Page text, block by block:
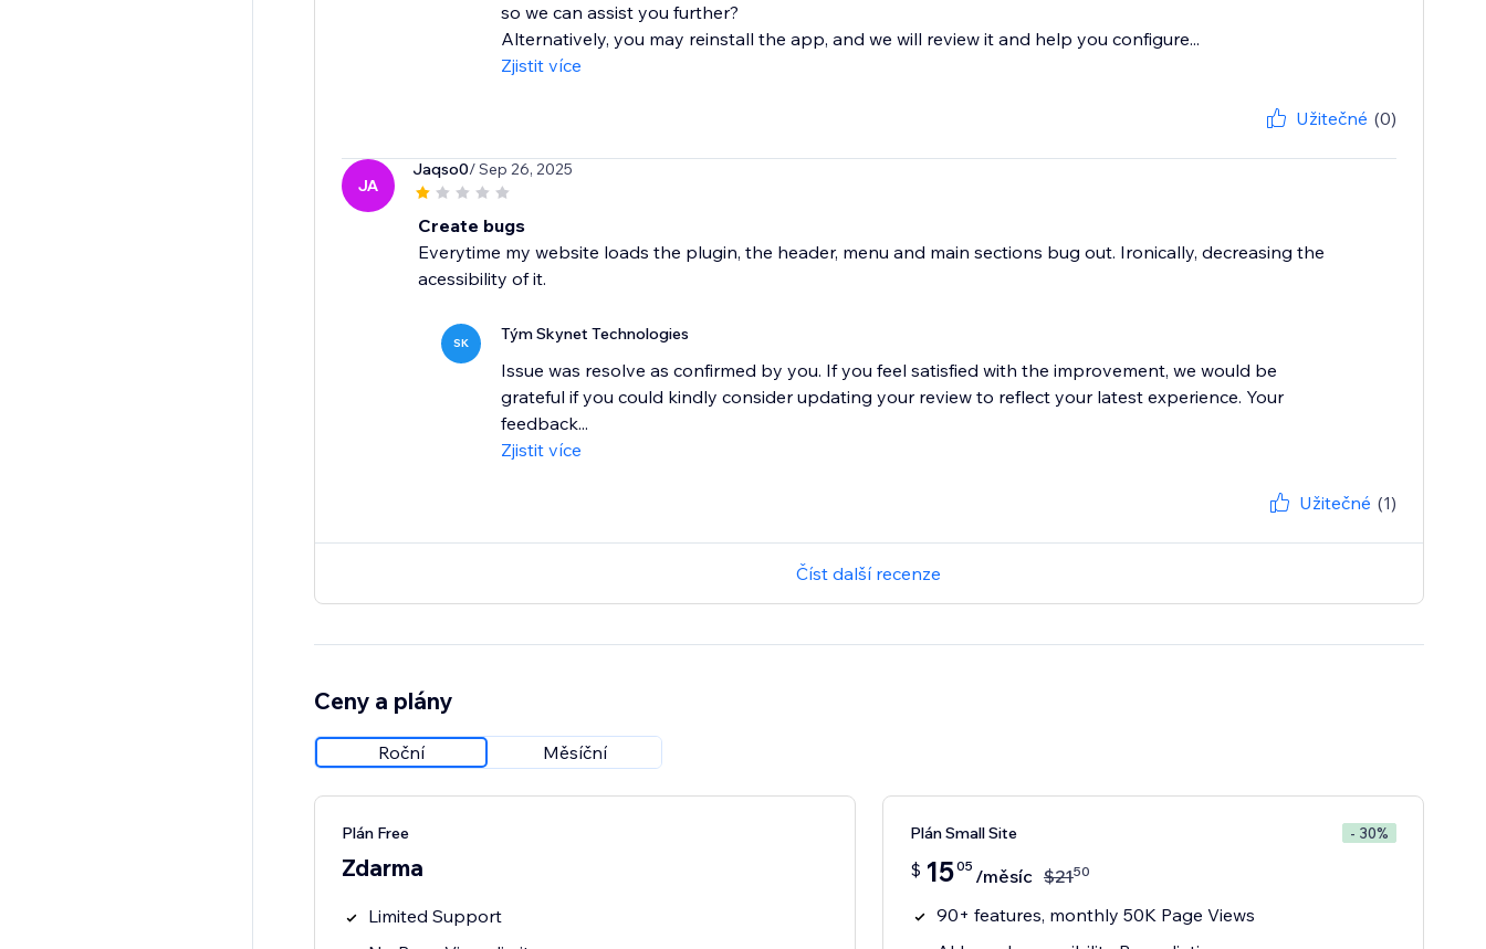
so we can assist you further?
Alternatively, you may reinstall the app, and we will review it and help you configure...
Zjistit více
Užitečné (0)
JA
Jaqso0/ Sep 26, 2025
Create bugs
Everytime my website loads the plugin, the header, menu and main sections bug out. Ironically, decreasing the
acessibility of it.
SK Tým Skynet Technologies
Issue was resolve as confirmed by you. If you feel satisfied with the improvement, we would be
grateful if you could kindly consider updating your review to reflect your latest experience. Your
feedback...
Zjistit více
Užitečné (1)
Číst další recenze
Ceny a plány
Roční Měsíční
Plán Free
Zdarma
Limited Support
Plán Small Site - 30%
$ 1505 /měsíc $2150
90+ features, monthly 50K Page Views